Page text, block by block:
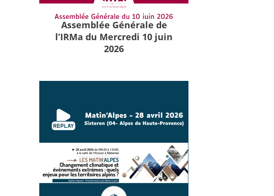
Assemblée Générale de
l’IRMa du Mercredi 10 juin
2026